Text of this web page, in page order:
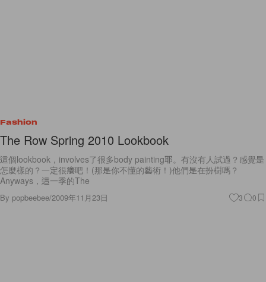
Fashion
The Row Spring 2010 Lookbook
這個lookbook，involves了很多body painting耶。有沒有人試過？感覺是
怎麼樣的？一定很癢吧！(那是你不懂的藝術！)他們是在扮樹嗎？
Anyways，這一季的The
By popbeebee/2009年11月23日 3 0